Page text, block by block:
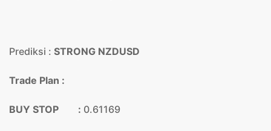
Prediksi : STRONG NZDUSD
Trade Plan :
BUY STOP : 0.61169